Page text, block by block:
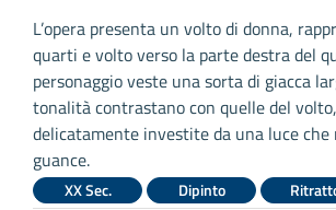
L’opera presenta un volto di donna,
quarti e volto verso la parte destra del
personaggio veste una sorta di giacca
tonalità contrastano con quelle del
delicatamente investite da una luce che
guance.
XX Sec. Dipinto